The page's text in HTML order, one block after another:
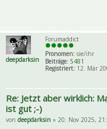
deepdarksin
Forumaddict
Pronomen: sie/ihr
Beiträge: 5481
Registriert: 12. Mär
Re: Jetzt aber wirklich:
ist gut ;-)
von deepdarksin » 20. Nov 2025,